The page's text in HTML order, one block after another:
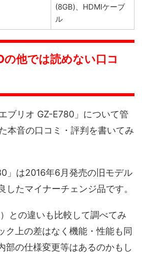
(8GB)、HDMIケーブ
ル
の他では読めない口コ
ブリオ GZ-E780」について管
本音の口コミ・評判を書いてみ
」は2016年6月発売の旧モデル
したマイナーチェンジ品です。
との違いも比較して調べてみ
ク上の差はなく機能・性能も同
部の仕様変更等はあるのかもし